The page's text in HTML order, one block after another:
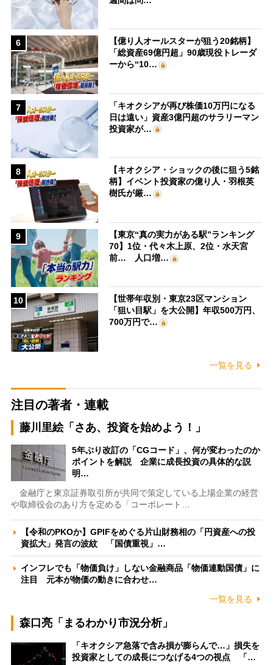
6
【億り人オールスターが狙う20銘柄】
「総資産69億円超」90歳現役トレーダ
ーから“10…
7
「キオクシアが再び株価10万円になる
日は遠い」資産3億円超のサラリーマン
投資家が…
8
【キオクシア・ショックの後に狙う5銘
柄】イベント投資家の億り人・羽根英
樹氏が厳…
9
【東京“真の実力がある駅”ランキング
70】1位・代々木上原、2位・水天宮
前… 人口増…
10
【世帯年収別・東京23区マンション
「狙い目駅」を大公開】年収500万円、
700万円で…
一覧を見る
注目の著者・連載
藤川里絵「さあ、投資を始めよう！」
5年ぶり改訂の「CGコード」、何が変わったのか
ポイントを解説 企業に成長投資の具体的な説
明…
金融庁と東京証券取引所が共同で策定している上場企業の経営
や取締役会のあり方を定める「コーポレート…
【令和のPKOか】GPIFをめぐる片山財務相の「円資産への投
資拡大」発言の波紋 「国債重視」…
インフレでも「物価負け」しない金融商品「物価連動国債」に
注目 元本が物価の動きに合わせ…
一覧を見る
森口亮「まるわかり市況分析」
「キオクシア急落で含み損が膨らんで…」損失を
投資家としての成長につなげる4つの視点 「…